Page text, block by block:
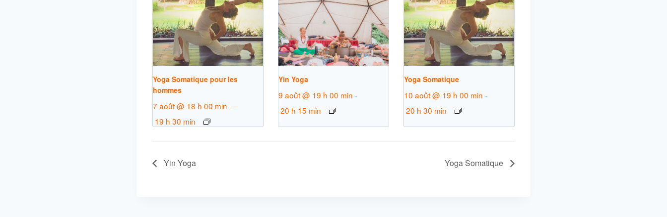
Yoga Somatique pour les
hommes
7 août @ 18 h 00 min -
19 h 30 min
Yin Yoga
9 août @ 19 h 00 min -
20 h 15 min
Yoga Somatique
10 août @ 19 h 00 min -
20 h 30 min
Yin Yoga Yoga Somatique